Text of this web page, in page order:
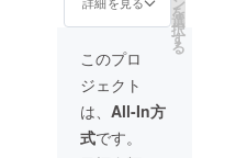
間弊社
にて負
担させ
ていた
だきま
す。 ま
た、
ローン
を
選
択
す
る
このプロ
ジェクト
は、 All-In方
式です。